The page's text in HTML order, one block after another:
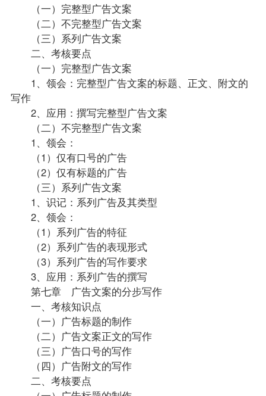
（一）完整型广告文案
（二）不完整型广告文案
（三）系列广告文案
二、考核要点
（一）完整型广告文案
1、领会：完整型广告文案的标题、正文、附文的
写作
2、应用：撰写完整型广告文案
（二）不完整型广告文案
1、领会：
（1）仅有口号的广告
（2）仅有标题的广告
（三）系列广告文案
1、识记：系列广告及其类型
2、领会：
（1）系列广告的特征
（2）系列广告的表现形式
（3）系列广告的写作要求
3、应用：系列广告的撰写
第七章 广告文案的分步写作
一、考核知识点
（一）广告标题的制作
（二）广告文案正文的写作
（三）广告口号的写作
（四）广告附文的写作
二、考核要点